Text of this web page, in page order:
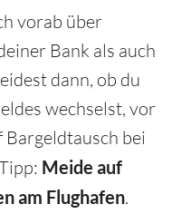
vorab über
Bank als auch
dann, ob du
wechselst, vor
bei
Meide auf
am Flughafen.